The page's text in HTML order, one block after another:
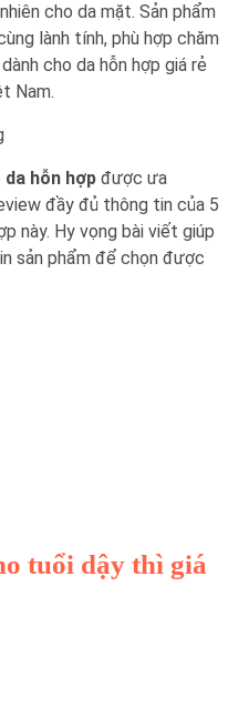
cho da mặt. Sản phẩm
lành tính, phù hợp chăm
cho da hỗn hợp giá rẻ
Nam.
hỗn hợp được ưa
đầy đủ thông tin của 5
này. Hy vọng bài viết giúp
sản phẩm để chọn được
tuổi dậy thì giá